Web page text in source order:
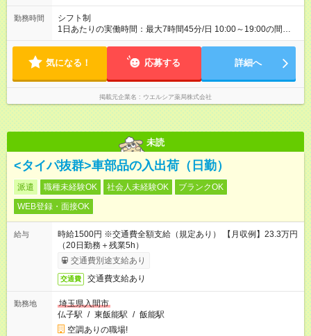
勤務時間
シフト制
1日あたりの実働時間：最大7時間45分/日 10:00～19:00の間で1
日7.75時間の勤務 ☆週5日の勤務 ※勤務曜日応相談 ※土日勤務で
気になる！ 応募する 詳細へ
掲載元企業名 ウエルシア薬局株式会社
未読
<タイパ抜群>車部品の入出荷（日勤）
派遣 職種未経験OK 社会人未経験OK
ブランクOK
WEB登録・面接OK
給与
時給1500円 ※交通費全額支給（規定あり） 【月収例】23.3万円
（20日勤務＋残業5h）
交通費別途支給あり
交通費 交通費支給あり
勤務地
埼玉県入間市
仏子駅 / 東飯能駅 / 飯能駅
空調ありの職場!